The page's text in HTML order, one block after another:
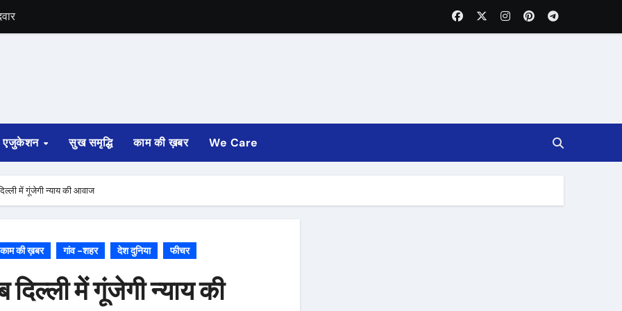
लगेगा टोल टैक्स
से
एजुकेशन सुख समृद्धि काम की ख़बर We Care
में गूंजेगी न्याय की आवाज
काम की ख़बर गांव -शहर देश दुनिया फीचर
में गूंजेगी न्याय की